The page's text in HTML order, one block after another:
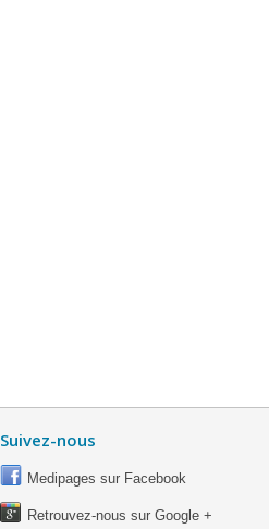
Suivez-nous
Medipages sur Facebook
Retrouvez-nous sur Google +